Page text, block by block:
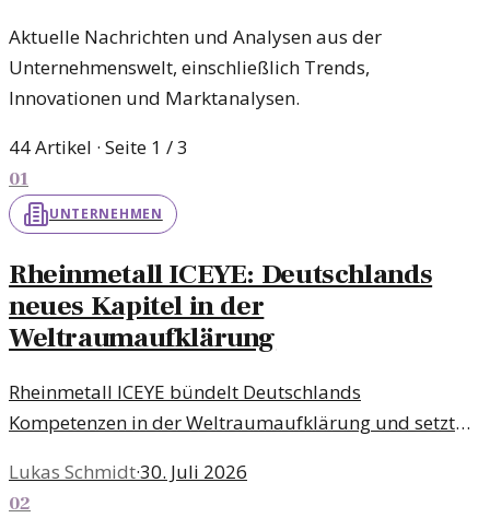
Aktuelle Nachrichten und Analysen aus der
Unternehmenswelt, einschließlich Trends,
Innovationen und Marktanalysen.
44Artikel · Seite 1 / 3
01
UNTERNEHMEN
Rheinmetall ICEYE: Deutschlands
neues Kapitel in der
Weltraumaufklärung
Rheinmetall ICEYE bündelt Deutschlands
Kompetenzen in der Weltraumaufklärung und setzt
der ILA Berlin 2026.
Lukas Schmidt·30. Juli 2026
02